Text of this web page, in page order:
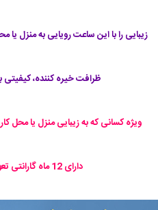
زیبایی را با این ساعت رویایی به منزل
ظرافت خیره کننده، کیفیتی
ویژه کسانی که به زیبایی منزل یا محل
دارای 12 ماه گارانتی تعویض